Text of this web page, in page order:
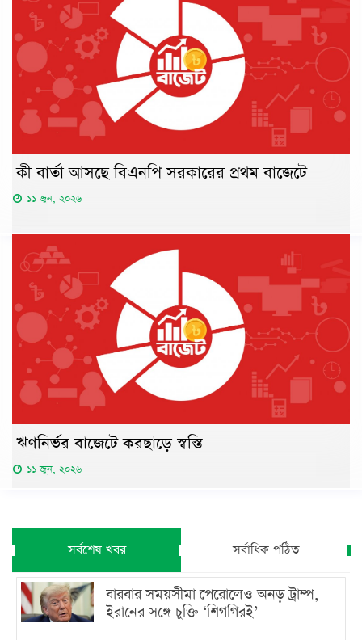
কী বার্তা আসছে বিএনপি সরকারের প্রথম বাজেটে
১১ জুন, ২০২৬
ঋণনির্ভর বাজেটে করছাড়ে স্বস্তি
১১ জুন, ২০২৬
সর্বশেষ খবর সর্বাধিক পঠিত
বারবার সময়সীমা পেরোলেও অনড় ট্রাম্প,
ইরানের সঙ্গে চুক্তি ‘শিগগিরই’